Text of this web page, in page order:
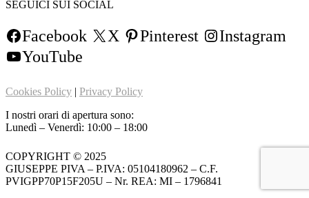
SEGUICI SUI SOCIAL
Facebook X Pinterest
Instagram
YouTube
Cookies Policy | Privacy Policy
I nostri orari di apertura sono:
Lunedì – Venerdì: 10:00 – 18:00
COPYRIGHT © 2025
GIUSEPPE PIVA – P.IVA: 05104180962 – C.F.
PVIGPP70P15F205U – Nr. REA: MI – 1796841